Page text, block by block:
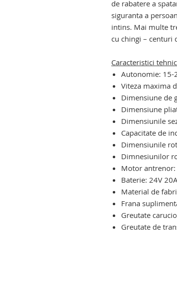
de rabatere a
siguranta a
intins. Mai multe
cu chingi – centuri
Caracteristici
Autonomie: 15-
Viteza maxima
Dimensiune de
Dimensiune
Dimensiunile
Capacitate de
Dimensiunile
Dimnesiunilor
Motor antrenor:
Baterie: 24V
Material de
Frana
Greutate
Greutate de